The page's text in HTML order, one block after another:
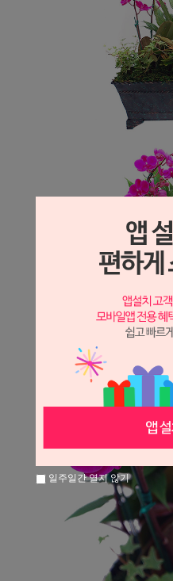
일주일간 열지 않기